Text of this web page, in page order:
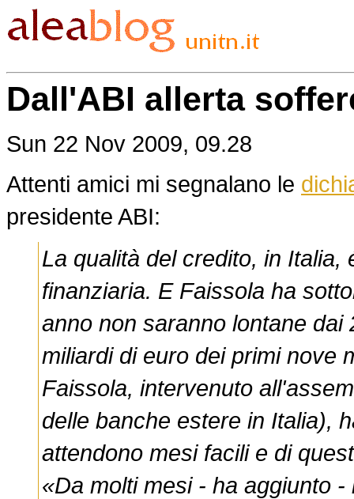
Dall'ABI allerta
Sun 22 Nov 2009, 09.28
Attenti amici mi segnalano le
presidente ABI:
La qualità del credito, in
finanziaria. E Faissola ha
anno non saranno lontane
miliardi di euro dei primi nove
Faissola, intervenuto
delle banche estere in Italia),
attendono mesi facili e di
«Da molti mesi - ha aggiunto